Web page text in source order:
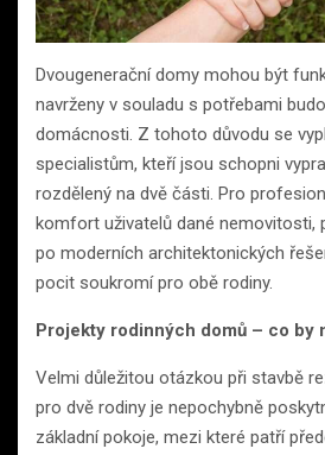
Dvougenerační domy mohou být
navrženy v souladu s potřebami
domácnosti. Z tohoto důvodu se
specialistům, kteří jsou schopni
rozdělený na dvě části. Pro
komfort uživatelů dané nemovitosti,
po moderních architektonických
pocit soukromí pro obě rodiny.
Projekty rodinných domů – co by
Velmi důležitou otázkou při stavbě
pro dvě rodiny je nepochybně
základní pokoje, mezi které patří